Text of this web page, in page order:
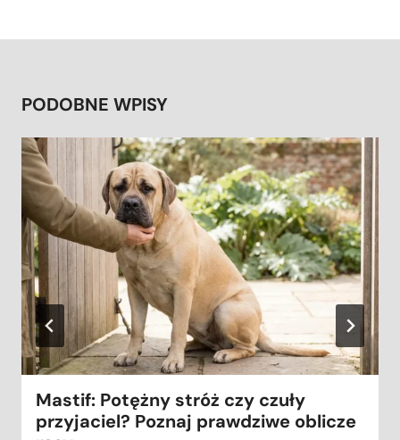
PODOBNE WPISY
Mastif: Potężny stróż czy czuły
przyjaciel? Poznaj prawdziwe oblicze